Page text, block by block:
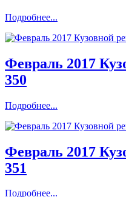
Подробнее...
Февраль 2017
350
Подробнее...
Февраль 2017
351
Подробнее...